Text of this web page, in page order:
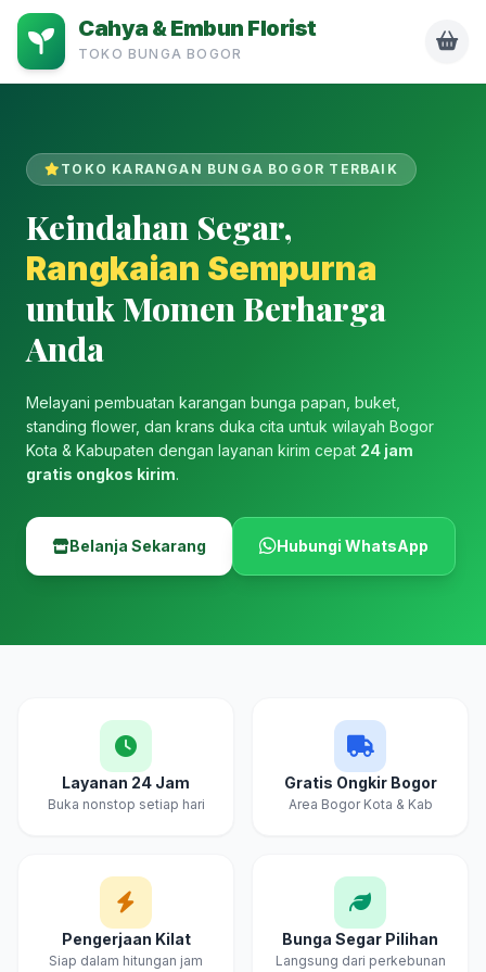
Cahya & Embun Florist
TOKO BUNGA BOGOR
TOKO KARANGAN BUNGA BOGOR TERBAIK
Keindahan Segar,
Rangkaian Sempurna
untuk Momen Berharga
Anda
Melayani pembuatan karangan bunga papan, buket,
standing flower, dan krans duka cita untuk wilayah Bogor
Kota & Kabupaten dengan layanan kirim cepat 24 jam
gratis ongkos kirim.
Belanja Sekarang Hubungi WhatsApp
Layanan 24 Jam
Buka nonstop setiap hari
Gratis Ongkir Bogor
Area Bogor Kota & Kab
Pengerjaan Kilat
Siap dalam hitungan jam
Bunga Segar Pilihan
Langsung dari perkebunan